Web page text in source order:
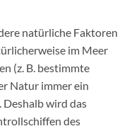
natürliche Faktoren
im Meer
(z. B. bestimmte
Natur immer ein
Deshalb wird das
des